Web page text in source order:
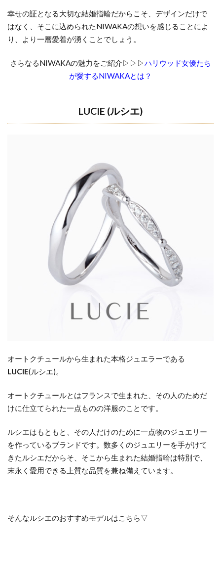
い
結
婚
輪
5
るブ
ラン
ら結
婚指
選ぼ
う！
幸せの証となる大切な結婚指輪だからこそ、デザインだけで
はなく、そこに込められたNIWAKAの想いを感じることによ
り、より一層愛着が湧くことでしょう。
さらなるNIWAKAの魅力をご紹介▷▷▷ハリウッド女優たち
が愛するNIWAKAとは？
LUCIE (ルシエ)
オートクチュールから生まれた本格ジュエラーである
LUCIE(ルシエ)。
オートクチュールとはフランスで生まれた、その人のためだ
けに仕立てられた一点ものの洋服のことです。
ルシエはもともと、その人だけのために一点物のジュエリー
を作っているブランドです。数多くのジュエリーを手がけて
きたルシエだからそ、そこから生まれた結婚指輪は特別で、
末永く愛用できる上質な品質を兼ね備えています。
そんなルシエのおすすめモデルはこちら▽